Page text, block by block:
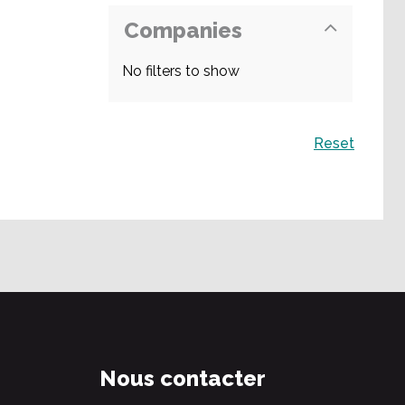
Companies
No filters to show
Reset
Nous contacter